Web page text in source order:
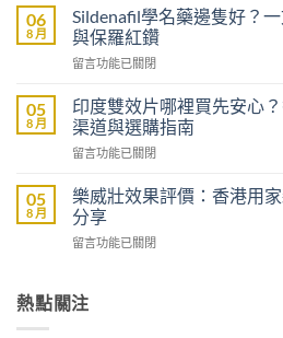
以
買
到
威
鋼
嗎？
港
士
購
買
讀
的
威
大
樂
威
評
價：
雙
效
勃
加
時
香
06
8 月
Sildenafil學名藥邊隻好？
與保羅紅鑽
在
學
名
藥
邊
好？
一
文
比
VI[DK]
留言功能已關閉
05
8 月
印度雙效片哪裡買先安心
渠道與選購指南
在
度
雙
效
片
買
留言功能已關閉
05
8 月
樂威壯效果評價：香港用
分享
在
壯
效
留言功能已關閉
熱點關注